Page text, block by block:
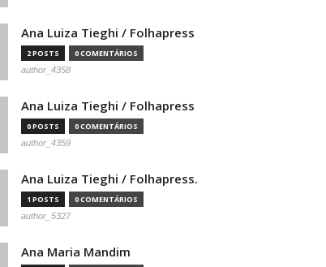
Ana Luiza Tieghi / Folhapress
2 POSTS 0 COMENTÁRIOS
author_4358
Ana Luiza Tieghi / Folhapress
0 POSTS 0 COMENTÁRIOS
author_4359
Ana Luiza Tieghi / Folhapress.
1 POSTS 0 COMENTÁRIOS
author_5327
Ana Maria Mandim